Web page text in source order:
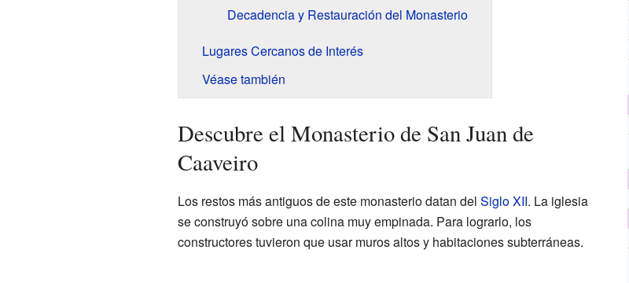
Decadencia y Restauración del Monasterio
Lugares Cercanos de Interés
Véase también
Descubre el Monasterio de San Juan de
Caaveiro
Los restos más antiguos de este monasterio datan del Siglo XII. La iglesia
se construyó sobre una colina muy empinada. Para lograrlo, los
constructores tuvieron que usar muros altos y habitaciones subterráneas.